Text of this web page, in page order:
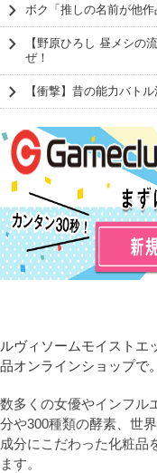
ボク「推しの名前が他
【野原ひろし 昼メシの
ぜ！
【衝撃】昔の能力バト
ルヴィソームモイストエ
品オンラインショップで。
数多くの女優やインフル
分や300種類の酵素、世
成分にこだわった化粧品
ます。